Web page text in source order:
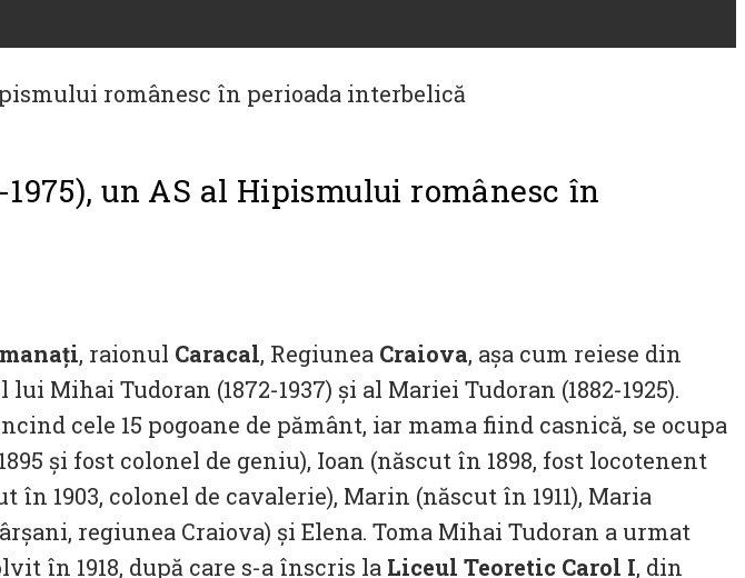
un AS al Hipismului românesc în
, raionul Caracal, Regiunea Craiova, așa cum reiese din
Tudoran (1872-1937) și al Mariei Tudoran (1882-1925).
cele 15 pogoane de pământ, iar mama fiind casnică, se ocupa
și fost colonel de geniu), Ioan (născut în 1898, fost locotenent
1903, colonel de cavalerie), Marin (născut în 1911), Maria
regiunea Craiova) și Elena. Toma Mihai Tudoran a urmat
în 1918, după care s-a înscris la Liceul Teoretic Carol I, din